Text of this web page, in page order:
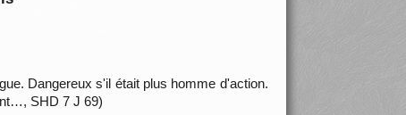
Dangereux s'il était plus homme d'action.
SHD 7 J 69)